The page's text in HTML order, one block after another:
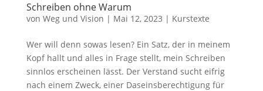
Schreiben ohne Warum
von Weg und Vision | Mai 12, 2023 | Kurstexte
Wer will denn sowas lesen? Ein Satz, der in meinem
Kopf hallt und alles in Frage stellt, mein Schreiben
sinnlos erscheinen lässt. Der Verstand sucht eifrig
nach einem Zweck, einer Daseinsberechtigung für